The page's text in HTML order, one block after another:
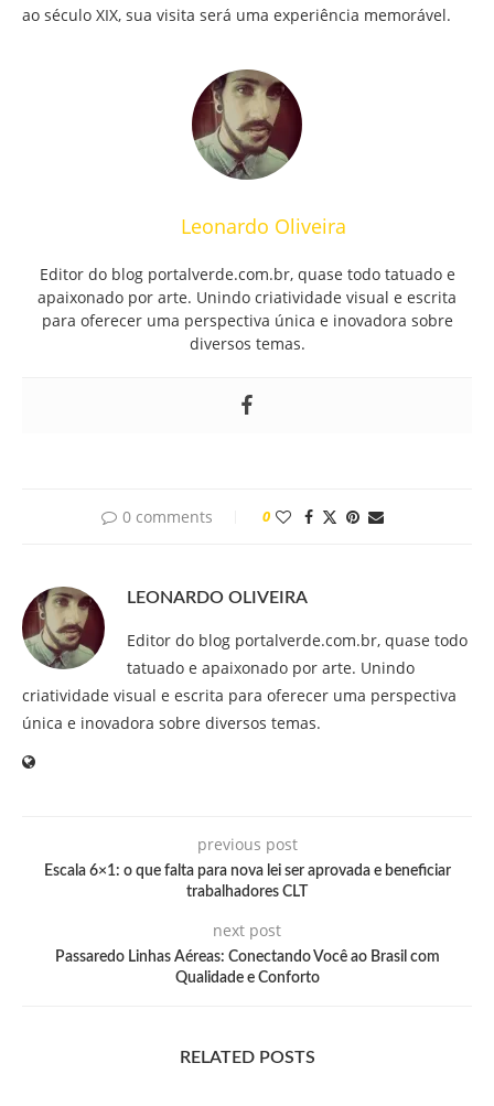
ao século XIX, sua visita será uma experiência memorável.
Leonardo Oliveira
Editor do blog portalverde.com.br, quase todo tatuado e
apaixonado por arte. Unindo criatividade visual e escrita
para oferecer uma perspectiva única e inovadora sobre
diversos temas.
0 comments 0
LEONARDO OLIVEIRA
Editor do blog portalverde.com.br, quase todo
tatuado e apaixonado por arte. Unindo
criatividade visual e escrita para oferecer uma perspectiva
única e inovadora sobre diversos temas.
previous post
Escala 6×1: o que falta para nova lei ser aprovada e beneficiar
trabalhadores CLT
next post
Passaredo Linhas Aéreas: Conectando Você ao Brasil com
Qualidade e Conforto
RELATED POSTS